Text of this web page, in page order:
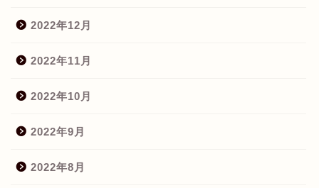
2022年12月
2022年11月
2022年10月
2022年9月
2022年8月